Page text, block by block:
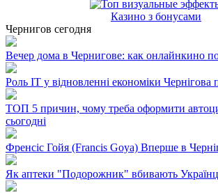
Казино з бонусами
Чернигов сегодня
Вечер дома в Чернигове: как онлайнкино
Роль ІТ у відновленні економіки Чернігова
ТОП 5 причин, чому треба оформити
сьогодні
Френсіс Гойя (Francis Goya) Вперше в
Як аптеки "Подорожник" вбивають